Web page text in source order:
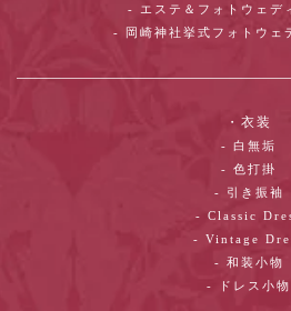
- エステ＆フォトウェデ
- 岡崎神社挙式フォトウェ
・衣装
- 白無垢
- 色打掛
- 引き振袖
- Classic
- Vintage
- 和装小物
- ドレス小物